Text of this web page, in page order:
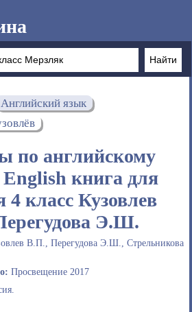
Английский язык
по английскому
книга для
4 класс Кузовлев
Э.Ш.
В.П., Перегудова Э.Ш., Стрельникова
Просвещение 2017